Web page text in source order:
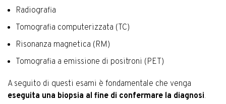
Radiografia
Tomografia computerizzata (TC)
Risonanza magnetica (RM)
Tomografia a emissione di positroni (PET)
A seguito di questi esami è fondamentale che venga
eseguita una biopsia al fine di confermare la diagnosi.